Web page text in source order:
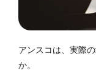
アンスコは、実際
か。